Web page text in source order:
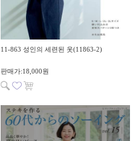
11-863 성인의 세련된 옷(11863-2)
판매가:18,000원